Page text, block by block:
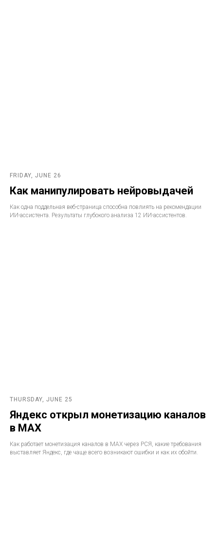
FRIDAY, JUNE 26
Как манипулировать нейровыдачей
Как одна поддельная веб-страница способна повлиять на рекомендации
ИИ-ассистента. Результаты глубокого анализа 12 ИИ-ассистентов.
THURSDAY, JUNE 25
Яндекс открыл монетизацию каналов
в MAX
Как работает монетизация каналов в MAX через РСЯ, какие требования
выставляет Яндекс, где чаще всего возникают ошибки и как их обойти.